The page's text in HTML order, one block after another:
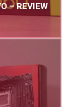
– REVIEW